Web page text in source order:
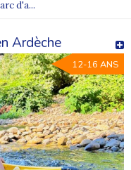
d'a...
Ardèche
12-16 ANS